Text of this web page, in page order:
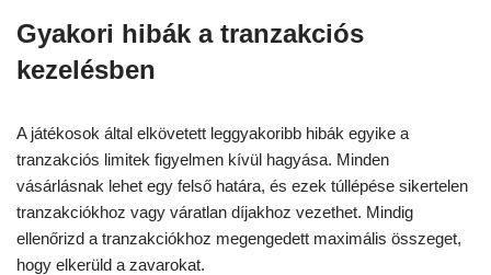
Gyakori hibák a tranzakciós
kezelésben
A játékosok által elkövetett leggyakoribb hibák egyike a
tranzakciós limitek figyelmen kívül hagyása. Minden
vásárlásnak lehet egy felső határa, és ezek túllépése sikertelen
tranzakciókhoz vagy váratlan díjakhoz vezethet. Mindig
ellenőrizd a tranzakciókhoz megengedett maximális összeget,
hogy elkerüld a zavarokat.